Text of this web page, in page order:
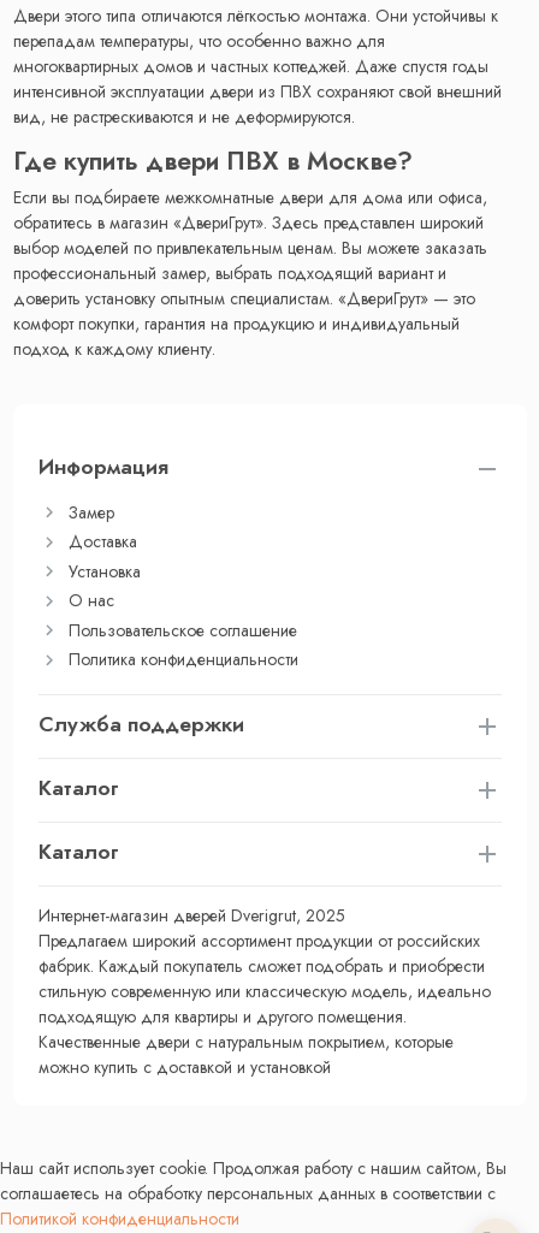
Двери этого типа отличаются лёгкостью монтажа. Они устойчивы к
перепадам температуры, что особенно важно для
многоквартирных домов и частных коттеджей. Даже спустя годы
интенсивной эксплуатации двери из ПВХ сохраняют свой внешний
вид, не растрескиваются и не деформируются.
Где купить двери ПВХ в Москве?
Если вы подбираете межкомнатные двери для дома или офиса,
обратитесь в магазин «ДвериГрут». Здесь представлен широкий
выбор моделей по привлекательным ценам. Вы можете заказать
профессиональный замер, выбрать подходящий вариант и
доверить установку опытным специалистам. «ДвериГрут» — это
комфорт покупки, гарантия на продукцию и индивидуальный
подход к каждому клиенту.
Информация
Замер
Доставка
Установка
О нас
Пользовательское соглашение
Политика конфиденциальности
Служба поддержки
Каталог
Каталог
Интернет-магазин дверей Dverigrut, 2025
Предлагаем широкий ассортимент продукции от российских
фабрик. Каждый покупатель сможет подобрать и приобрести
стильную современную или классическую модель, идеально
подходящую для квартиры и другого помещения.
Качественные двери с натуральным покрытием, которые
можно купить с доставкой и установкой
Наш сайт использует cookie. Продолжая работу с нашим сайтом, Вы
соглашаетесь на обработку персональных данных в соответствии с
Политикой конфиденциальности